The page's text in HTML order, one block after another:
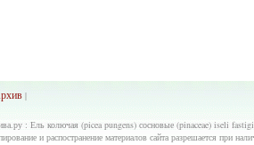
|
: Ель колючая (picea pungens) сосновые (pinaceae) iseli
и распостранение материалов сайта разрешается при